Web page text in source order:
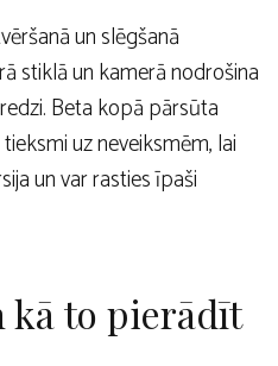
un slēgšanā
stiklā un kamerā nodrošina
Beta kopā pārsūta
uz neveiksmēm, lai
un var rasties īpaši
kā to pierādīt